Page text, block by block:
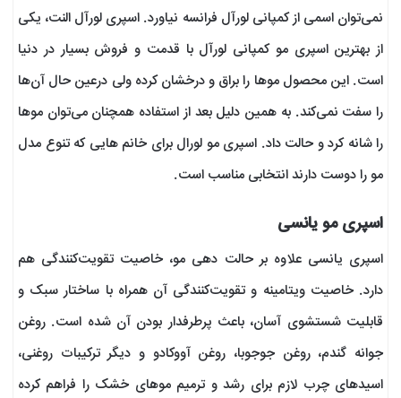
نمی‌توان اسمی از کمپانی لورآل فرانسه نیاورد. اسپری لورآل النت، یکی
از بهترین اسپری مو کمپانی لورآل با قدمت و فروش بسیار در دنیا
است. این محصول موها را براق و درخشان کرده ولی در‌عین حال آن‌ها
را سفت نمی‌کند. به همین دلیل بعد از استفاده همچنان می‌توان مو‌ها
را شانه کرد و حالت داد. اسپری مو لورال برای خانم هایی که تنوع مدل
مو را دوست دارند انتخابی مناسب است.
اسپری مو یانسی
اسپری یانسی علاوه بر حالت دهی مو، خاصیت تقویت‌کنندگی هم
دارد. خاصیت ویتامینه و تقویت‌کنندگی آن همراه با ساختار سبک و
قابلیت شستشوی آسان، باعث پرطرفدار بودن آن شده است. روغن
جوانه گندم، روغن جوجوبا، روغن آووکادو و دیگر ترکیبات روغنی،
اسیدهای چرب لازم برای رشد و ترمیم مو‌های خشک را فراهم کرده